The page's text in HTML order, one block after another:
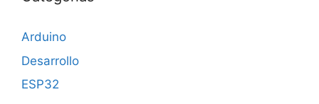
Arduino
Desarrollo
ESP32